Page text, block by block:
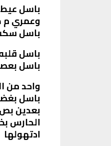
باسل
وعمري م
باسل
باسل
باسل
واحد من
باسل
بعدين
الحارس
ادتهولها